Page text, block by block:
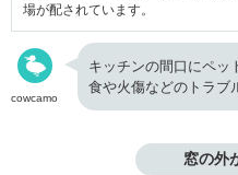
場が配されています。
cowcamo
キッチンの間口にペッ
食や火傷などのトラ
窓の外